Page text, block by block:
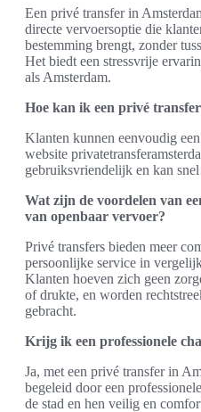
Een privé transfer in
directe vervoersoptie die
bestemming brengt, zonder
Het biedt een stressvrije
als Amsterdam.
Hoe kan ik een privé
Klanten kunnen eenvoudig
website
gebruiksvriendelijk en kan
Wat zijn de voordelen van
van openbaar vervoer?
Privé transfers bieden meer
persoonlijke service in
Klanten hoeven zich geen
of drukte, en worden
gebracht.
Krijg ik een professionele
Ja, met een privé transfer in
begeleid door een
de stad en hen veilig en